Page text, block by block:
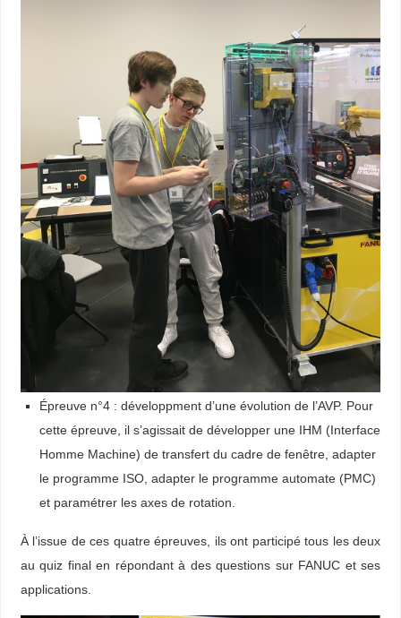
Épreuve n°4 : développment d’une évolution de l’AVP. Pour
cette épreuve, il s’agissait de développer une IHM (Interface
Homme Machine) de transfert du cadre de fenêtre, adapter
le programme ISO, adapter le programme automate (PMC)
et paramétrer les axes de rotation.
À l’issue de ces quatre épreuves, ils ont participé tous les deux
au quiz final en répondant à des questions sur FANUC et ses
applications.